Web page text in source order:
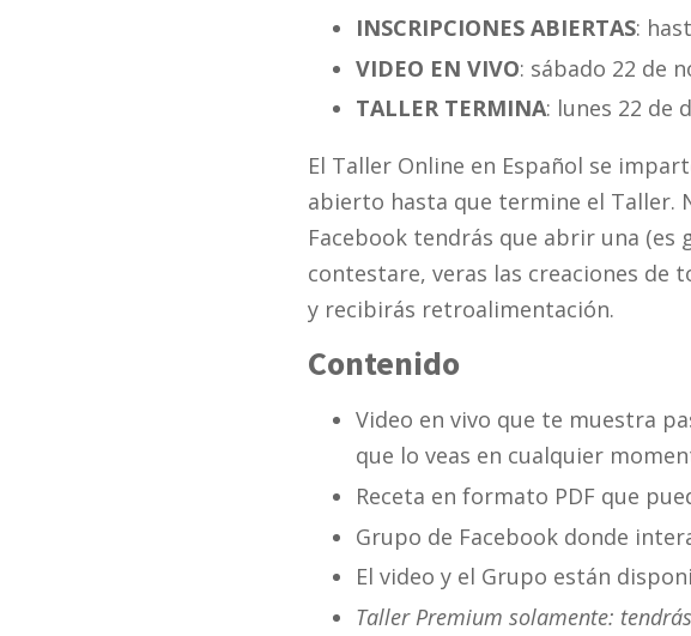
INSCRIPCIONES ABIERTAS:
VIDEO EN VIVO: sábado 22 de
TALLER TERMINA: lunes 22 de
El Taller Online en Español se
abierto hasta que termine el Taller.
Facebook tendrás que abrir una
contestare, veras las creaciones de
y recibirás retroalimentación.
Contenido
Video en vivo que te muestra
que lo veas en cualquier
Receta en formato PDF que
Grupo de Facebook donde
El video y el Grupo están
Taller Premium solamente: